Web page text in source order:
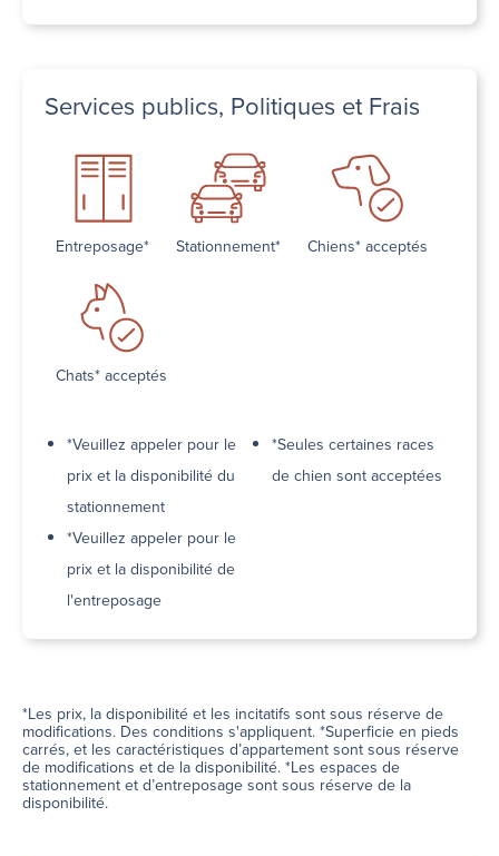
Services publics, Politiques et Frais
Entreposage* Stationnement* Chiens* acceptés
Chats* acceptés
*Veuillez appeler pour le
prix et la disponibilité du
stationnement
*Veuillez appeler pour le
prix et la disponibilité de
l'entreposage
*Seules certaines races
de chien sont acceptées
*Les prix, la disponibilité et les incitatifs sont sous réserve de
modifications. Des conditions s'appliquent. *Superficie en pieds
carrés, et les caractéristiques d’appartement sont sous réserve
de modifications et de la disponibilité. *Les espaces de
stationnement et d’entreposage sont sous réserve de la
disponibilité.